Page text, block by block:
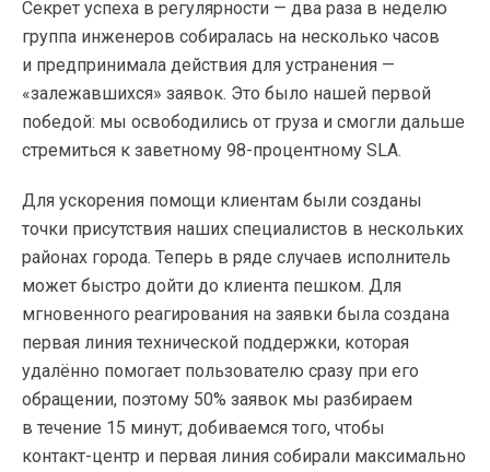
Секрет успеха в регулярности — два раза в неделю
группа инженеров собиралась на несколько часов
и предпринимала действия для устранения —
«залежавшихся» заявок. Это было нашей первой
победой: мы освободились от груза и смогли дальше
стремиться к заветному 98-процентному SLA.
Для ускорения помощи клиентам были созданы
точки присутствия наших специалистов в нескольких
районах города. Теперь в ряде случаев исполнитель
может быстро дойти до клиента пешком. Для
мгновенного реагирования на заявки была создана
первая линия технической поддержки, которая
удалённо помогает пользователю сразу при его
обращении, поэтому 50% заявок мы разбираем
в течение 15 минут; добиваемся того, чтобы
контакт-центр и первая линия собирали максимально